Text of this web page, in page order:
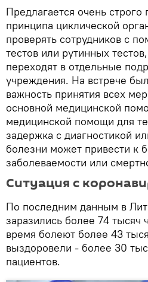
Предлагается очень строго
принципа циклической
проверять сотрудников с
тестов или рутинных
переходят в отдельные
учреждения. На встрече
важность принятия всех
основной медицинской
медицинской помощи для
задержка с диагностикой
болезни может привести к
заболеваемости или
Ситуация с
По последним данным в
заразились более 74 тысяч
время болеют более 43
выздоровели - более 30
пациентов.